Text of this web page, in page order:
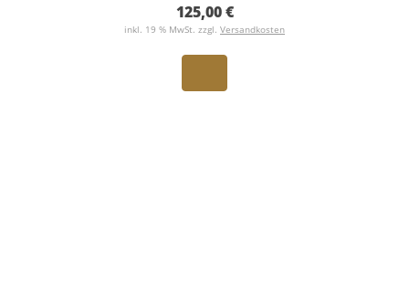
125,00 €
inkl. 19 % MwSt. zzgl. Versandkosten